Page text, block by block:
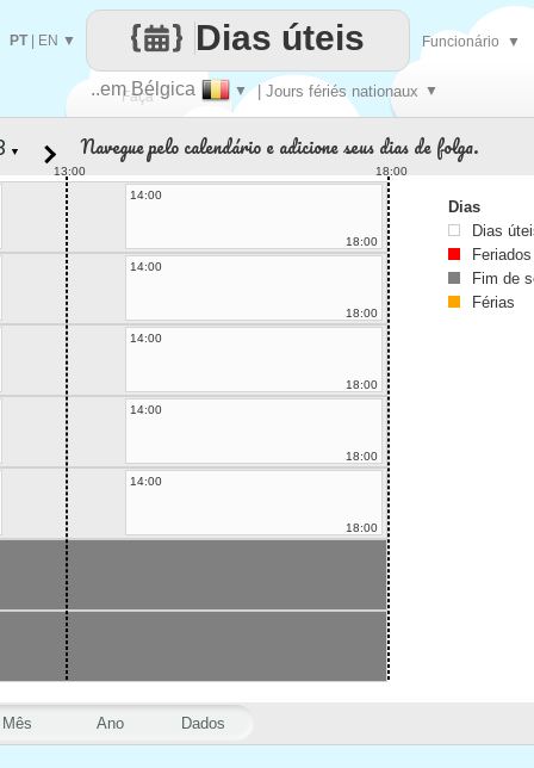
Faça
..em Bélgica ▼ | Jours fériés nationaux ▼
Dias úteis
PT| EN ▼ Funcionário ▼
Mês Ano Dados
▼ Navegue pelo calendário e adicione seus dias de folga.
13:00
18:00
14:00
18:00
14:00
18:00
14:00
18:00
14:00
18:00
14:00
18:00
Dias
Dias
Feriados
Fim de
Férias